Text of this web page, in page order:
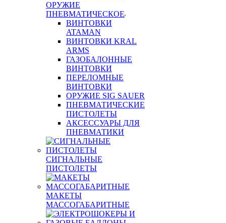
ОРУЖИЕ
ПНЕВМАТИЧЕСКОЕ
ВИНТОВКИ
ATAMAN
ВИНТОВКИ KRAL
ARMS
ГАЗОБАЛОННЫЕ
ВИНТОВКИ
ПЕРЕЛОМНЫЕ
ВИНТОВКИ
ОРУЖИЕ SIG SAUER
ПНЕВМАТИЧЕСКИЕ
ПИСТОЛЕТЫ
АКСЕССУАРЫ ДЛЯ
ПНЕВМАТИКИ
СИГНАЛЬНЫЕ
ПИСТОЛЕТЫ
МАКЕТЫ
МАССОГАБАРИТНЫЕ